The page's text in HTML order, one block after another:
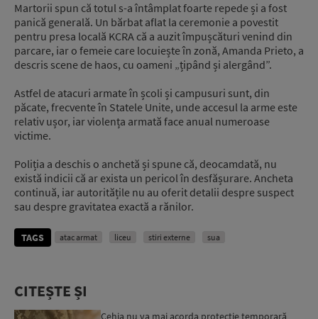
Martorii spun că totul s-a întâmplat foarte repede și a fost
panică generală. Un bărbat aflat la ceremonie a povestit
pentru presa locală KCRA că a auzit împușcături venind din
parcare, iar o femeie care locuiește în zonă, Amanda Prieto, a
descris scene de haos, cu oameni „țipând și alergând”.
Astfel de atacuri armate în școli și campusuri sunt, din
păcate, frecvente în Statele Unite, unde accesul la arme este
relativ ușor, iar violența armată face anual numeroase
victime.
Poliția a deschis o anchetă și spune că, deocamdată, nu
există indicii că ar exista un pericol în desfășurare. Ancheta
continuă, iar autoritățile nu au oferit detalii despre suspect
sau despre gravitatea exactă a rănilor.
TAGS atac armat liceu stiri externe sua
CITEȘTE ȘI